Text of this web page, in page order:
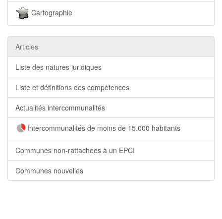
Cartographie
Articles
Liste des natures juridiques
Liste et définitions des compétences
Actualités intercommunalités
Intercommunalités de moins de 15.000 habitants
Communes non-rattachées à un EPCI
Communes nouvelles